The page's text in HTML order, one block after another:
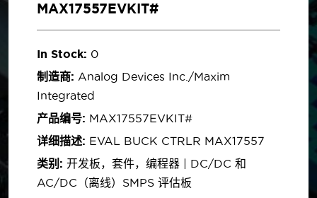
MAX17557EVKIT#
In Stock: 0
制造商: Analog Devices Inc./Maxim
Integrated
产品编号: MAX17557EVKIT#
详细描述: EVAL BUCK CTRLR MAX17557
类别: 开发板，套件，编程器 | DC/DC 和
AC/DC（离线）SMPS 评估板